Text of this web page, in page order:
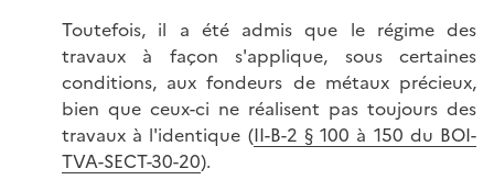
Toutefois, il a été admis que le régime des
travaux à façon s'applique, sous certaines
conditions, aux fondeurs de métaux précieux,
bien que ceux-ci ne réalisent pas toujours des
travaux à l'identique (II-B-2 § 100 à 150 du BOI-
TVA-SECT-30-20).